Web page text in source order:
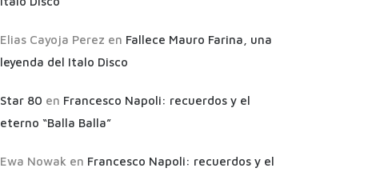
Elias Cayoja Perez en Fallece Mauro Farina, una
leyenda del Italo Disco
Star 80 en Francesco Napoli: recuerdos y el
eterno “Balla Balla”
Ewa Nowak en Francesco Napoli: recuerdos y el